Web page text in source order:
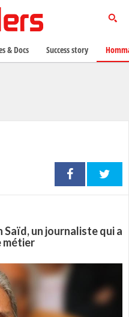
Saïd, un journaliste qui a
métier
& Docs Success story